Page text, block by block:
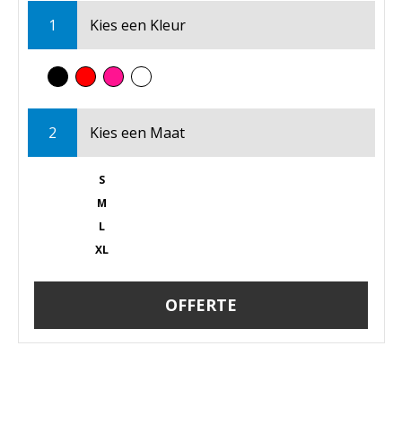
1 Kies een Kleur
2 Kies een Maat
S
M
L
XL
OFFERTE